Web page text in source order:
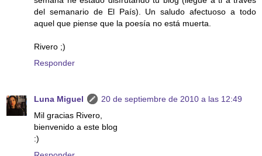
del semanario de El País). Un saludo afectuoso a todo
aquel que piense que la poesía no está muerta.
Rivero ;)
Responder
Luna Miguel
20 de septiembre de 2010 a las 12:49
Mil gracias Rivero,
bienvenido a este blog
:)